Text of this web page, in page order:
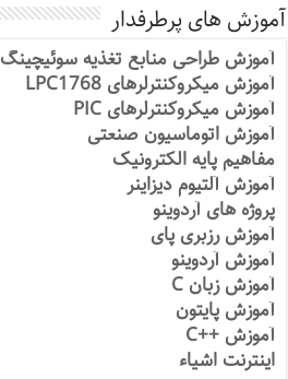
آموزش های پرطرفدار
آموزش طراحی منابع تغذیه سوئیچینگ
آموزش میکروکنترلرهای LPC1768
آموزش میکروکنترلرهای PIC
آموزش اتوماسیون صنعتی
مفاهیم پایه الکترونیک
آموزش آلتیوم دیزاینر
پروژه های آردوینو
آموزش رزبری پای
آموزش آردوینو
آموزش زبان C
آموزش پایتون
آموزش ++C
اینترنت اشیاء